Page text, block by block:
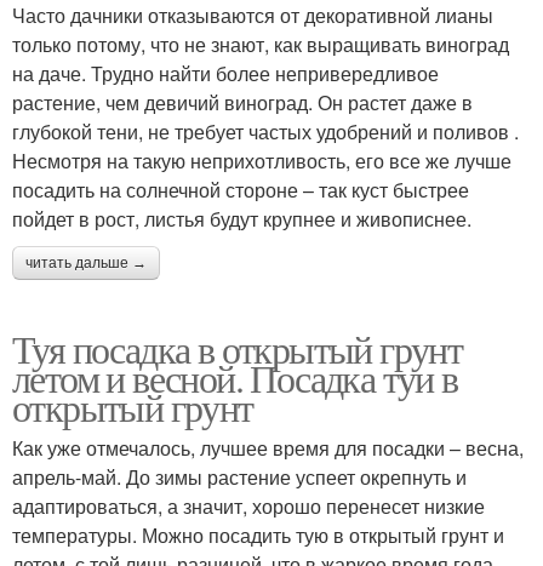
Часто дачники отказываются от декоративной лианы
только потому, что не знают, как выращивать виноград
на даче. Трудно найти более непривередливое
растение, чем девичий виноград. Он растет даже в
глубокой тени, не требует частых удобрений и поливов .
Несмотря на такую неприхотливость, его все же лучше
посадить на солнечной стороне – так куст быстрее
пойдет в рост, листья будут крупнее и живописнее.
читать дальше →
Туя посадка в открытый грунт
летом и весной. Посадка туи в
открытый грунт
Как уже отмечалось, лучшее время для посадки – весна,
апрель-май. До зимы растение успеет окрепнуть и
адаптироваться, а значит, хорошо перенесет низкие
температуры. Можно посадить тую в открытый грунт и